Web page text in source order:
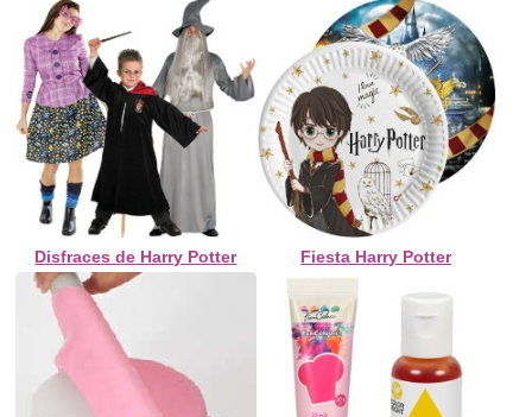
Disfraces de Harry Potter Fiesta Harry Potter